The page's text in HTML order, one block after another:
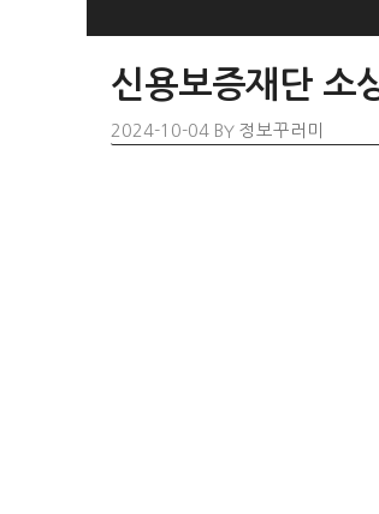
신용보증재단 소
2024-10-04 BY 정보꾸러미